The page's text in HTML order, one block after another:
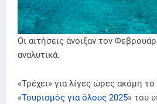
Οι αιτήσεις άνοιξαν τον
αναλυτικά.
«Τρέχει» για λίγες ώρες ακόμη
«Τουρισμός για όλους 2025» του